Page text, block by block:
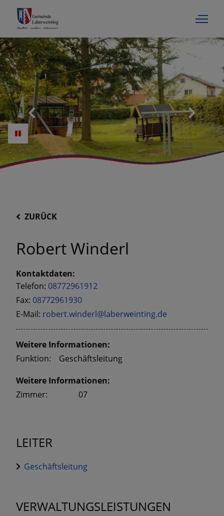
ZURÜCK
Robert Winderl
Kontaktdaten:
Telefon: 08772961912
Fax: 08772961930
E-Mail: robert.winderl@laberweinting.de
Weitere Informationen:
Funktion:
Geschäftsleitung
Weitere Informationen:
Zimmer:
07
LEITER
Geschäftsleitung
VERWALTUNGSLEISTUNGEN